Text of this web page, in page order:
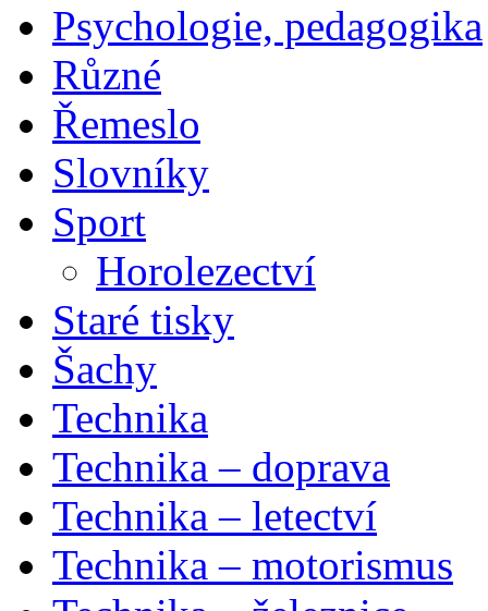
Psychologie, pedagogika
Různé
Řemeslo
Slovníky
Sport
Horolezectví
Staré tisky
Šachy
Technika
Technika – doprava
Technika – letectví
Technika – motorismus